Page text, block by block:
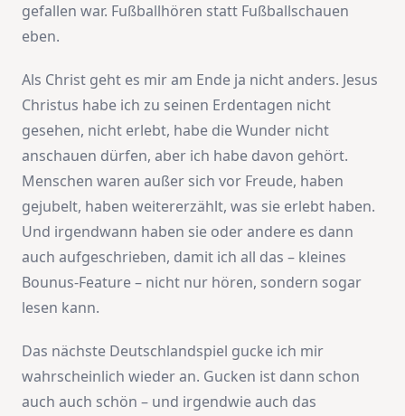
gefallen war. Fußballhören statt Fußballschauen
eben.
Als Christ geht es mir am Ende ja nicht anders. Jesus
Christus habe ich zu seinen Erdentagen nicht
gesehen, nicht erlebt, habe die Wunder nicht
anschauen dürfen, aber ich habe davon gehört.
Menschen waren außer sich vor Freude, haben
gejubelt, haben weitererzählt, was sie erlebt haben.
Und irgendwann haben sie oder andere es dann
auch aufgeschrieben, damit ich all das – kleines
Bounus-Feature – nicht nur hören, sondern sogar
lesen kann.
Das nächste Deutschlandspiel gucke ich mir
wahrscheinlich wieder an. Gucken ist dann schon
auch auch schön – und irgendwie auch das